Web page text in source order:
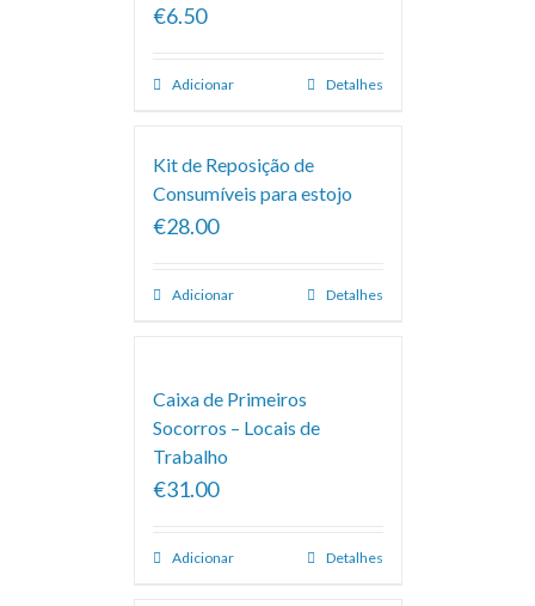
€6.50
Adicionar Detalhes
Kit de Reposição de
Consumíveis para estojo
€28.00
Adicionar Detalhes
Caixa de Primeiros
Socorros – Locais de
Trabalho
€31.00
Adicionar Detalhes